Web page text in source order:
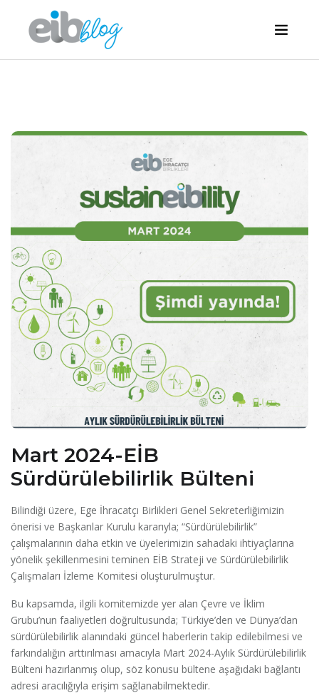
Mart 2024-EİB
Sürdürülebilirlik Bülteni
Bilindiği üzere, Ege İhracatçı Birlikleri Genel Sekreterliğimizin
önerisi ve Başkanlar Kurulu kararıyla; “Sürdürülebilirlik”
çalışmalarının daha etkin ve üyelerimizin sahadaki ihtiyaçlarına
yönelik şekillenmesini teminen EİB Strateji ve Sürdürülebilirlik
Çalışmaları İzleme Komitesi oluşturulmuştur.
Bu kapsamda, ilgili komitemizde yer alan Çevre ve İklim
Grubu’nun faaliyetleri doğrultusunda; Türkiye’den ve Dünya’dan
sürdürülebilirlik alanındaki güncel haberlerin takip edilebilmesi ve
farkındalığın arttırılması amacıyla Mart 2024-Aylık Sürdürülebilirlik
Bülteni hazırlanmış olup, söz konusu bültene aşağıdaki bağlantı
adresi aracılığıyla erişim sağlanabilmektedir.